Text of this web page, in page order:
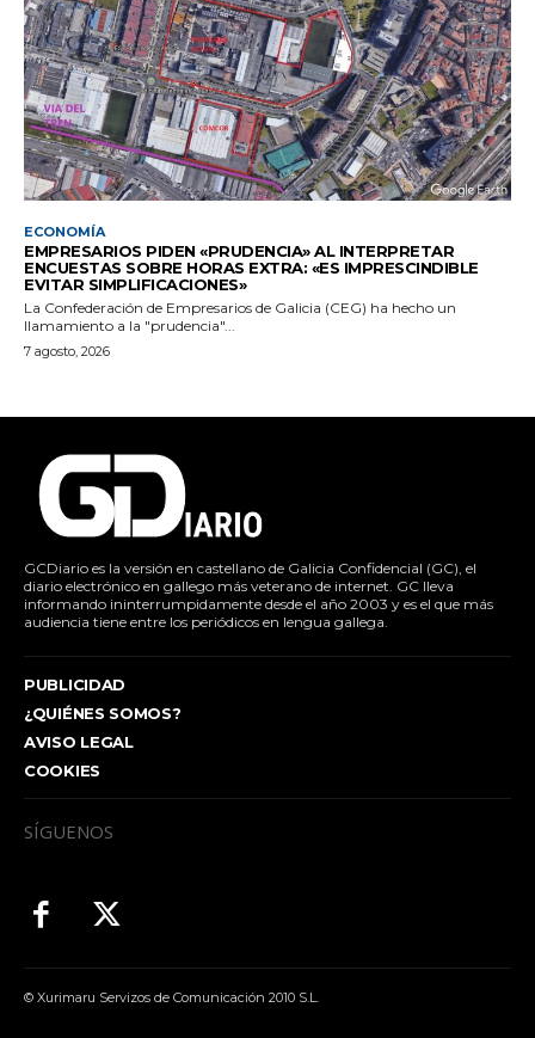
ECONOMÍA
EMPRESARIOS PIDEN «PRUDENCIA» AL INTERPRETAR
ENCUESTAS SOBRE HORAS EXTRA: «ES IMPRESCINDIBLE
EVITAR SIMPLIFICACIONES»
La Confederación de Empresarios de Galicia (CEG) ha hecho un
llamamiento a la "prudencia"...
7 agosto, 2026
GCDiario es la versión en castellano de Galicia Confidencial (GC), el
diario electrónico en gallego más veterano de internet. GC lleva
informando ininterrumpidamente desde el año 2003 y es el que más
audiencia tiene entre los periódicos en lengua gallega.
PUBLICIDAD
¿QUIÉNES SOMOS?
AVISO LEGAL
COOKIES
SÍGUENOS
© Xurimaru Servizos de Comunicación 2010 S.L.